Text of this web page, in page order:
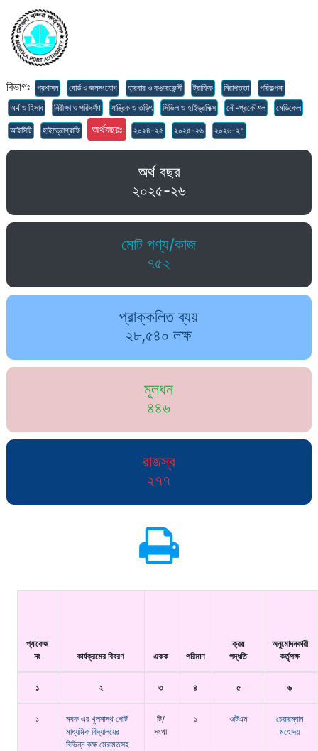
বিভাগঃ প্রশাসন বোর্ড ও জনসংযোগ হারবার ও কঞ্জারভেন্সী ট্রাফিক নিরাপত্তা
পরিকল্পনা
অর্থ ও হিসাব
নিরীক্ষা ও পরিদর্শণ যান্ত্রিক ও তড়িৎ সিভিল ও হাইড্রলিক্স নৌ-প্রকৌশল মেডিকেল
আইসিটি হাইড্রোগ্রাফি অর্থবছরঃ ২০২৪-২৫ ২০২৫-২৬ ২০২৬-২৭
অর্থ বছর
২০২৫-২৬
মোট পণ্য/কাজ
৭৫২
প্রাক্কলিত ব্যয়
২৮,৫৪০ লক্ষ
মূলধন
৪৪৬
রাজস্ব
২৭৭
প্যাকেজ
নং
কার্যক্রমের বিবরণ একক পরিমাণ
ক্রয়
পদ্ধতি
অনুমোদনকারী
কর্তৃপক্ষ
১ ২ ৩ ৪ ৫ ৬
১
মবক এর খুলনাস্থ পোর্ট
মাধ্যমিক বিদ্যালয়ের
বিভিন্ন কক্ষ মেরামতসহ
টি/
সংখা
১ ওটিএম
চেয়ারম্যান
মহোদয়